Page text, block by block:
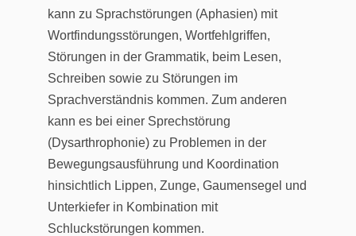
kann zu Sprachstörungen (Aphasien) mit
Wortfindungsstörungen, Wortfehlgriffen,
Störungen in der Grammatik, beim Lesen,
Schreiben sowie zu Störungen im
Sprachverständnis kommen. Zum anderen
kann es bei einer Sprechstörung
(Dysarthrophonie) zu Problemen in der
Bewegungsausführung und Koordination
hinsichtlich Lippen, Zunge, Gaumensegel und
Unterkiefer in Kombination mit
Schluckstörungen kommen.